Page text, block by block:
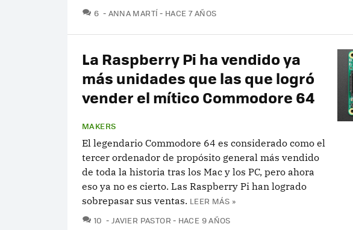
6 COMENTARIOS
ANNA MARTÍ HACE 7 AÑOS
La Raspberry Pi ha vendido ya
más unidades que las que logró
vender el mítico Commodore 64
MAKERS
El legendario Commodore 64 es considerado como el
tercer ordenador de propósito general más vendido
de toda la historia tras los Mac y los PC, pero ahora
eso ya no es cierto. Las Raspberry Pi han logrado
sobrepasar sus ventas. LEER MÁS »
10 COMENTARIOS
JAVIER PASTOR HACE 9 AÑOS